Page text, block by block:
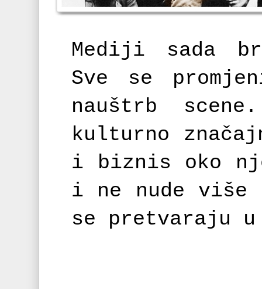
Mediji sada
Sve se
nauštrb
kulturno
i biznis oko
i ne nude
se pretvaraju u